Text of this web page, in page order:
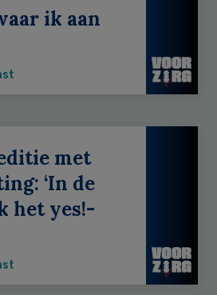
ik aan
met
‘In de
het yes!-